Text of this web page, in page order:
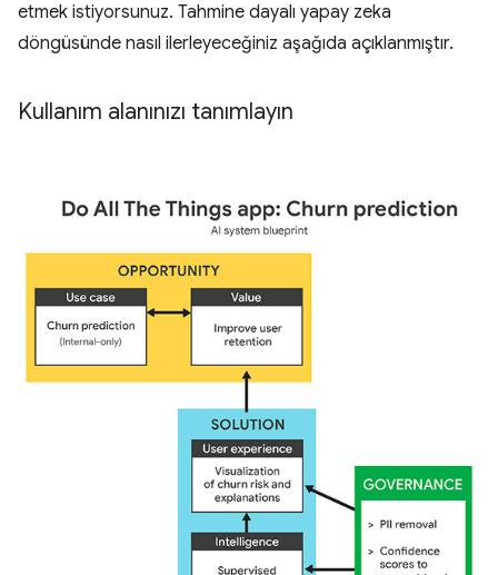
etmek istiyorsunuz. Tahmine dayalı yapay zeka
döngüsünde nasıl ilerleyeceğiniz aşağıda açıklanmıştır.
Kullanım alanınızı tanımlayın